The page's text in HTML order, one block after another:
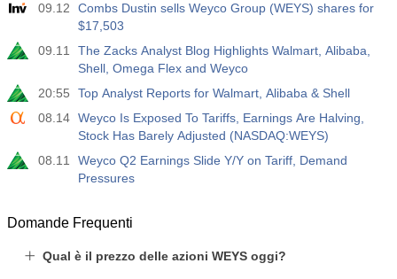
09.12
Combs Dustin sells Weyco Group (WEYS) shares for
$17,503
09.11
The Zacks Analyst Blog Highlights Walmart, Alibaba,
Shell, Omega Flex and Weyco
20:55
Top Analyst Reports for Walmart, Alibaba & Shell
08.14 Weyco Is Exposed To Tariffs, Earnings Are Halving,
Stock Has Barely Adjusted (NASDAQ:WEYS)
08.11
Weyco Q2 Earnings Slide Y/Y on Tariff, Demand
Pressures
Domande Frequenti
Qual è il prezzo delle azioni WEYS oggi?